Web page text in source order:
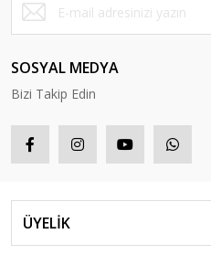
SOSYAL MEDYA
Bizi Takip Edin
ÜYELİK